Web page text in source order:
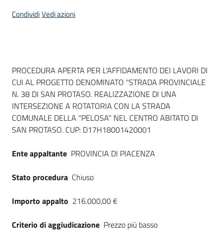
CondividiVedi azioni
Dati del bando
PROCEDURA APERTA PER L'AFFIDAMENTO DEI LAVORI DI
CUI AL PROGETTO DENOMINATO "STRADA PROVINCIALE
N. 38 DI SAN PROTASO. REALIZZAZIONE DI UNA
INTERSEZIONE A ROTATORIA CON LA STRADA
COMUNALE DELLA "PELOSA" NEL CENTRO ABITATO DI
SAN PROTASO. CUP: D17H18001420001
Ente appaltante PROVINCIA DI PIACENZA
Stato procedura Chiuso
Importo appalto 216.000,00 €
Criterio di aggiudicazione Prezzo più basso